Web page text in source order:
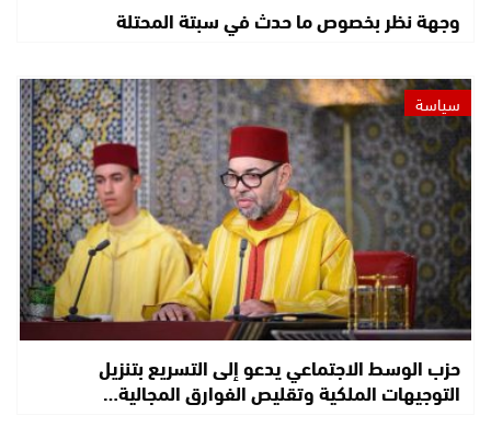
وجهة نظر بخصوص ما حدث في سبتة المحتلة
سياسة
حزب الوسط الاجتماعي يدعو إلى التسريع بتنزيل
التوجيهات الملكية وتقليص الفوارق المجالية…